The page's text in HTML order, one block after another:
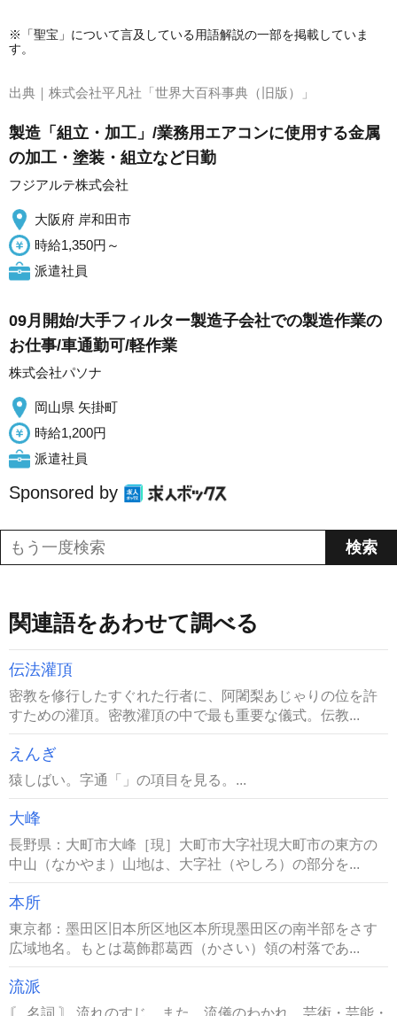
※「聖宝」について言及している用語解説の一部を掲載していま
す。
出典｜ 株式会社平凡社「世界大百科事典（旧版）」
製造「組立・加工」/業務用エアコンに使用する金属
の加工・塗装・組立など日勤
フジアルテ株式会社
大阪府 岸和田市
時給1,350円～
派遣社員
09月開始/大手フィルター製造子会社での製造作業の
お仕事/車通勤可/軽作業
株式会社パソナ
岡山県 矢掛町
時給1,200円
派遣社員
Sponsored by
関連語をあわせて調べる
伝法灌頂
密教を修行したすぐれた行者に、阿闍梨あじゃりの位を許
すための灌頂。密教灌頂の中で最も重要な儀式。伝教...
えんぎ
猿しばい。字通「」の項目を見る。...
大峰
長野県：大町市大峰［現］大町市大字社現大町市の東方の
中山（なかやま）山地は、大字社（やしろ）の部分を...
本所
東京都：墨田区旧本所区地区本所現墨田区の南半部をさす
広域地名。もとは葛飾郡葛西（かさい）領の村落であ...
流派
〘 名詞 〙 流れのすじ。また、流儀のわかれ。芸術・芸能・